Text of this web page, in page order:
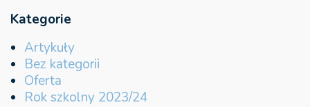
Kategorie
Artykuły
Bez kategorii
Oferta
Rok szkolny 2023/24